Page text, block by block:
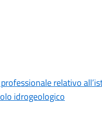
relativo
idrogeologico